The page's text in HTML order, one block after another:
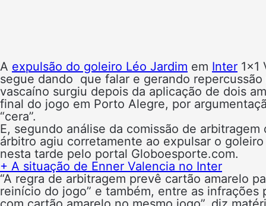
A expulsão do goleiro Léo Jardim em Inter 1×1
segue dando que falar e gerando
vascaíno surgiu depois da aplicação de dois
final do jogo em Porto Alegre, por
“cera”.
E, segundo análise da comissão de
árbitro agiu corretamente ao expulsar o
nesta tarde pelo portal Globoesporte.com.
+ A situação de Enner Valencia no Inter
“A regra de arbitragem prevê cartão amarelo
reinício do jogo” e também, entre as infrações